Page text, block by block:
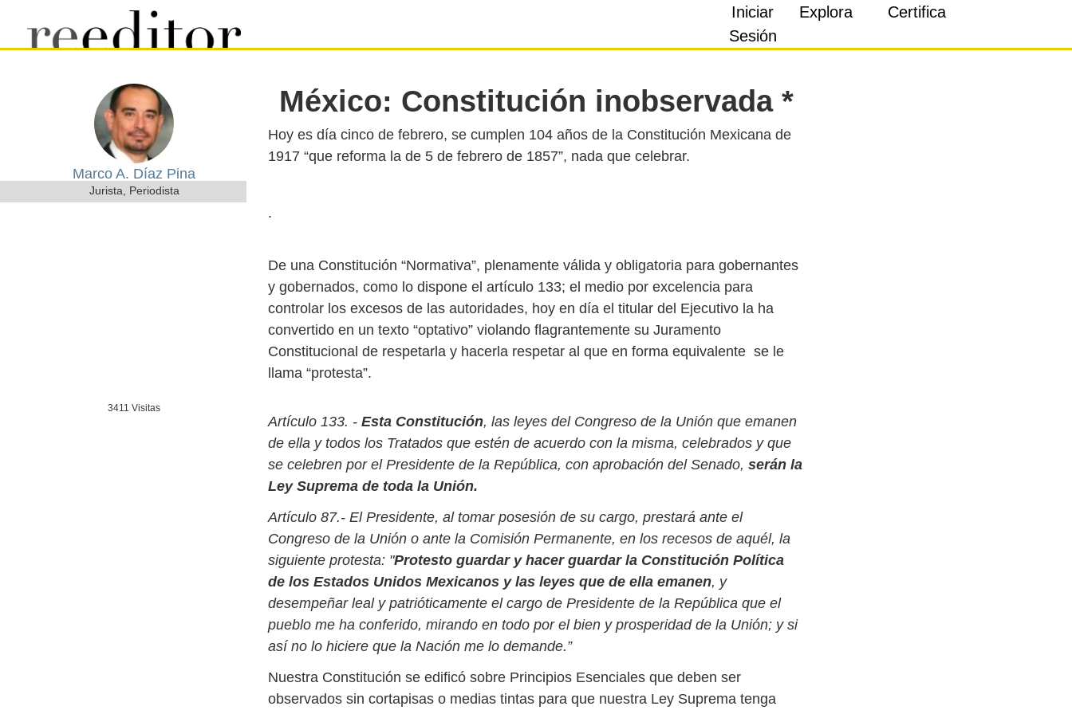
Iniciar
Sesión
Explora Certifica
Marco A. Díaz Pina
Jurista, Periodista
México: Constitución inobservada *
Hoy es día cinco de febrero, se cumplen 104 años de la Constitución Mexicana de
3411 Visitas
.
De una Constitución “Normativa”, plenamente válida y obligatoria para gobernantes
y gobernados, como lo dispone el artículo 133; el medio por excelencia para
controlar los excesos de las autoridades, hoy en día el titular del Ejecutivo la ha
convertido en un texto “optativo” violando flagrantemente su Juramento
Constitucional de respetarla y hacerla respetar al que en forma equivalente se le
llama “protesta”.
Artículo 133. - Esta Constitución, las leyes del Congreso de la Unión que emanen
de ella y todos los Tratados que estén de acuerdo con la misma, celebrados y que
se celebren por el Presidente de la República, con aprobación del Senado, serán la
Ley Suprema de toda la Unión.
Artículo 87.- El Presidente, al tomar posesión de su cargo, prestará ante el
Congreso de la Unión o ante la Comisión Permanente, en los recesos de aquél, la
siguiente protesta: "Protesto guardar y hacer guardar la Constitución Política
de los Estados Unidos Mexicanos y las leyes que de ella emanen, y
desempeñar leal y patrióticamente el cargo de Presidente de la República que el
pueblo me ha conferido, mirando en todo por el bien y prosperidad de la Unión; y si
así no lo hiciere que la Nación me lo demande.”
Nuestra Constitución se edificó sobre Principios Esenciales que deben ser
observados sin cortapisas o medias tintas para que nuestra Ley Suprema tenga